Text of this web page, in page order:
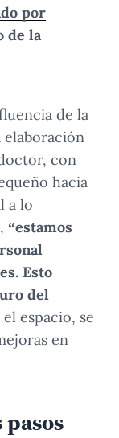
por
de la
de la
elaboración
con
hacia
a lo
“estamos
Esto
del
espacio, se
en